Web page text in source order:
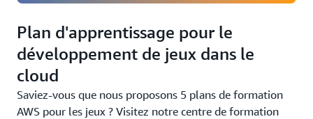
Plan d'apprentissage pour le
développement de jeux dans le
cloud
Saviez-vous que nous proposons 5 plans de formation
AWS pour les jeux ? Visitez notre centre de formation